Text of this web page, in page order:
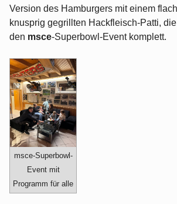
Version des Hamburgers mit einem
knusprig gegrillten Hackfleisch-Patti,
den msce-Superbowl-Event komplett.
msce-Superbowl-
Event mit
Programm für alle